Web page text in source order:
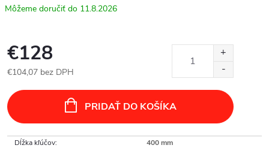
11.8.2026
€128
€104,07 bez DPH
cena:
PRIDAŤ DO KOŠÍKA
Dĺžka kľúčov:
400 mm